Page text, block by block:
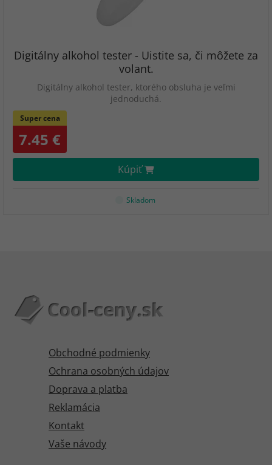
Digitálny alkohol tester - Uistite sa, či môžete za
volant.
Digitálny alkohol tester, ktorého obsluha je veľmi
jednoduchá.
Super cena
7.45 €
Kúpiť
Skladom
Obchodné podmienky
Ochrana osobných údajov
Doprava a platba
Reklamácia
Kontakt
Vaše návody